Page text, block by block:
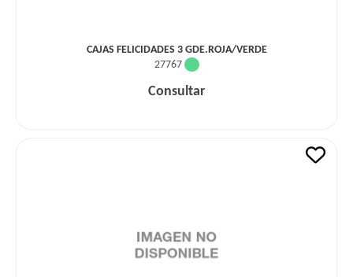
CAJAS FELICIDADES 3 GDE.ROJA/VERDE
27767
Consultar